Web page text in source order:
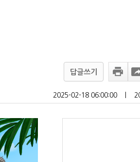
답글쓰기
2025-02-18 06:00:00